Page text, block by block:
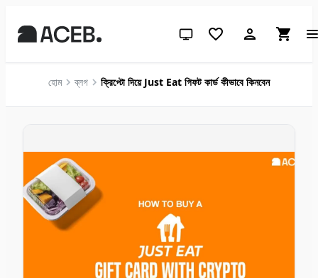
সিস্টেম থিম (লাইটের জন্য ক্লিক করুন)
হোম ব্লগ ক্রিপ্টো দিয়ে Just Eat গিফট কার্ড কীভাবে কিনবেন